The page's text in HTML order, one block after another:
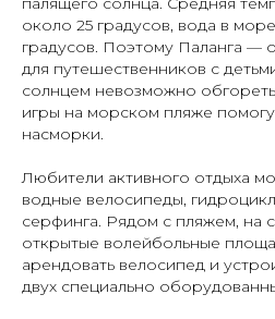
около 25 градусов, вода в
градусов. Поэтому Паланга —
для путешественников с
солнцем невозможно
игры на морском пляже
насморки.
Любители активного отдыха
водные велосипеды,
серфинга. Рядом с пляжем, на
открытые волейбольные
арендовать велосипед и
двух специально